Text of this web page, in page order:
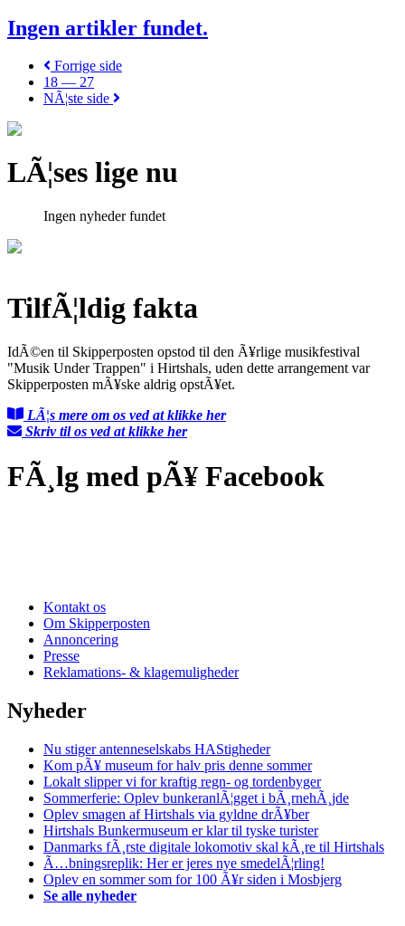
Ingen artikler fundet.
Forrige side
18 — 27
NÃ¦ste side
LÃ¦ses lige nu
Ingen nyheder fundet
TilfÃ¦ldig fakta
IdÃ©en til Skipperposten opstod til den Ã¥rlige musikfestival
"Musik Under Trappen" i Hirtshals, uden dette arrangement var
Skipperposten mÃ¥ske aldrig opstÃ¥et.
LÃ¦s mere om os ved at klikke her
Skriv til os ved at klikke her
FÃ¸lg med pÃ¥ Facebook
Kontakt os
Om Skipperposten
Annoncering
Presse
Reklamations- & klagemuligheder
Nyheder
Nu stiger antenneselskabs HAStigheder
Kom pÃ¥ museum for halv pris denne sommer
Lokalt slipper vi for kraftig regn- og tordenbyger
Sommerferie: Oplev bunkeranlÃ¦gget i bÃ¸rnehÃ¸jde
Oplev smagen af Hirtshals via gyldne drÃ¥ber
Hirtshals Bunkermuseum er klar til tyske turister
Danmarks fÃ¸rste digitale lokomotiv skal kÃ¸re til Hirtshals
Ã…bningsreplik: Her er jeres nye smedelÃ¦rling!
Oplev en sommer som for 100 Ã¥r siden i Mosbjerg
Se alle nyheder